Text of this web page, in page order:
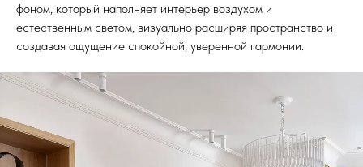
фоном, который наполняет интерьер воздухом и
естественным светом, визуально расширяя пространство и
создавая ощущение спокойной, уверенной гармонии.